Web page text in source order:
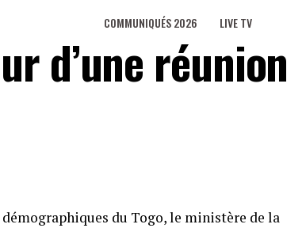
COMMUNIQUÉS 2026 LIVE TV
d’une réunion
du Togo, le ministère de la